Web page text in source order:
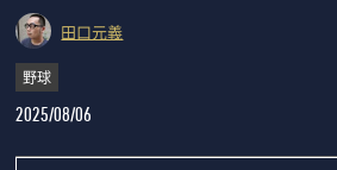
田口元義
野球
2025/08/06